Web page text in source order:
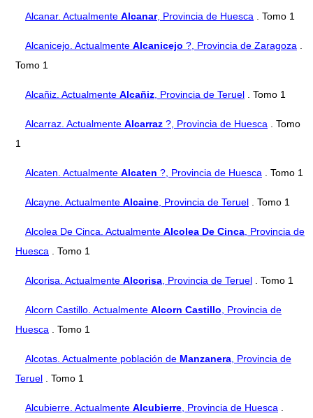
Alcanar. Actualmente Alcanar, Provincia de Huesca . Tomo 1
Alcanicejo. Actualmente Alcanicejo ?, Provincia de Zaragoza
Tomo 1
Alcañiz. Actualmente Alcañiz , Provincia de Teruel . Tomo 1
Alcarraz. Actualmente Alcarraz ?, Provincia de Huesca . Tomo
1
Alcaten. Actualmente Alcaten ?, Provincia de Huesca . Tomo 1
Alcayne. Actualmente Alcaine , Provincia de Teruel . Tomo 1
Alcolea De Cinca. Actualmente Alcolea De Cinca , Provincia de
Huesca . Tomo 1
Alcorisa. Actualmente Alcorisa , Provincia de Teruel . Tomo 1
Alcorn Castillo. Actualmente Alcorn Castillo , Provincia de
Huesca . Tomo 1
Alcotas. Actualmente población de Manzanera , Provincia de
Teruel . Tomo 1
Alcubierre. Actualmente Alcubierre , Provincia de Huesca